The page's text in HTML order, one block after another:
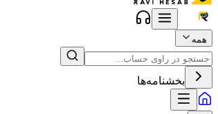
همه
بخشنامه‌ها